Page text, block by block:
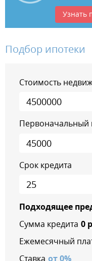
Узнать
Подбор ипотеки
Стоимость
Первоначальный
Срок кредита
Подходящее
Сумма кредита 0
Ежемесячный
Ставка от0%